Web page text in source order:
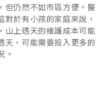
但仍然不如市區方便。醫
於有小孩的家庭來說，
山上透天的維護成本可能
天，可能需要投入更多的
。